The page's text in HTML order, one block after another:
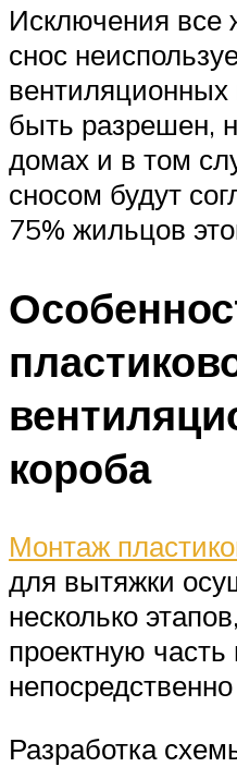
Исключения
снос
быть разрешен,
домах и в том
сносом будут
75% жильцов
короба
Монтаж
для вытяжки
несколько
проектную часть
Разработка